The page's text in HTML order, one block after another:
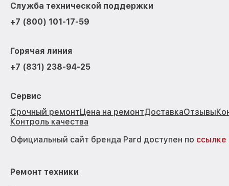
Служба технической поддержки
+7 (800) 101-17-59
Горячая линия
+7 (831) 238-94-25
Сервис
Срочный ремонтЦена на ремонтДоставкаОтзывы
Контроль качества
Официальный сайт бренда Pard доступен по ссылке
Ремонт техники